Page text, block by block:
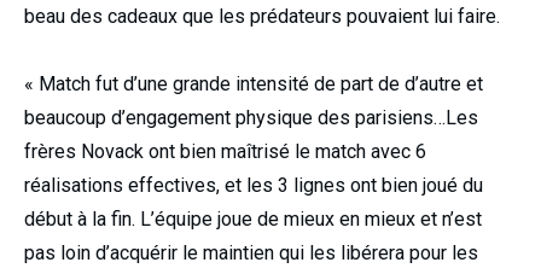
beau des cadeaux que les prédateurs pouvaient lui faire.
« Match fut d’une grande intensité de part de d’autre et
beaucoup d’engagement physique des parisiens…Les
frères Novack ont bien maîtrisé le match avec 6
réalisations effectives, et les 3 lignes ont bien joué du
début à la fin. L’équipe joue de mieux en mieux et n’est
pas loin d’acquérir le maintien qui les libérera pour les